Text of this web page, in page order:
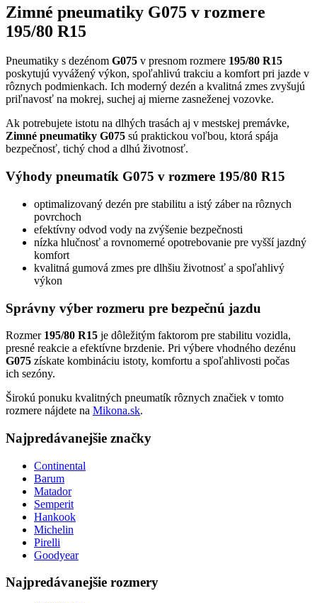
Zimné pneumatiky G075 v rozmere
195/80 R15
Pneumatiky s dezénom G075 v presnom rozmere 195/80 R15
poskytujú vyvážený výkon, spoľahlivú trakciu a komfort pri jazde v
rôznych podmienkach. Ich moderný dezén a kvalitná zmes zvyšujú
priľnavosť na mokrej, suchej aj mierne zasneženej vozovke.
Ak potrebujete istotu na dlhých trasách aj v mestskej premávke,
Zimné pneumatiky G075 sú praktickou voľbou, ktorá spája
bezpečnosť, tichý chod a dlhú životnosť.
Výhody pneumatík G075 v rozmere 195/80 R15
optimalizovaný dezén pre stabilitu a istý záber na rôznych
povrchoch
efektívny odvod vody na zvýšenie bezpečnosti
nízka hlučnosť a rovnomerné opotrebovanie pre vyšší jazdný
komfort
kvalitná gumová zmes pre dlhšiu životnosť a spoľahlivý
výkon
Správny výber rozmeru pre bezpečnú jazdu
Rozmer 195/80 R15 je dôležitým faktorom pre stabilitu vozidla,
presné reakcie a efektívne brzdenie. Pri výbere vhodného dezénu
G075 získate kombináciu istoty, komfortu a spoľahlivosti počas
ich sezóny.
Širokú ponuku kvalitných pneumatík rôznych značiek v tomto
rozmere nájdete na Mikona.sk.
Najpredávanejšie značky
Continental
Barum
Matador
Semperit
Hankook
Michelin
Pirelli
Goodyear
Najpredávanejšie rozmery